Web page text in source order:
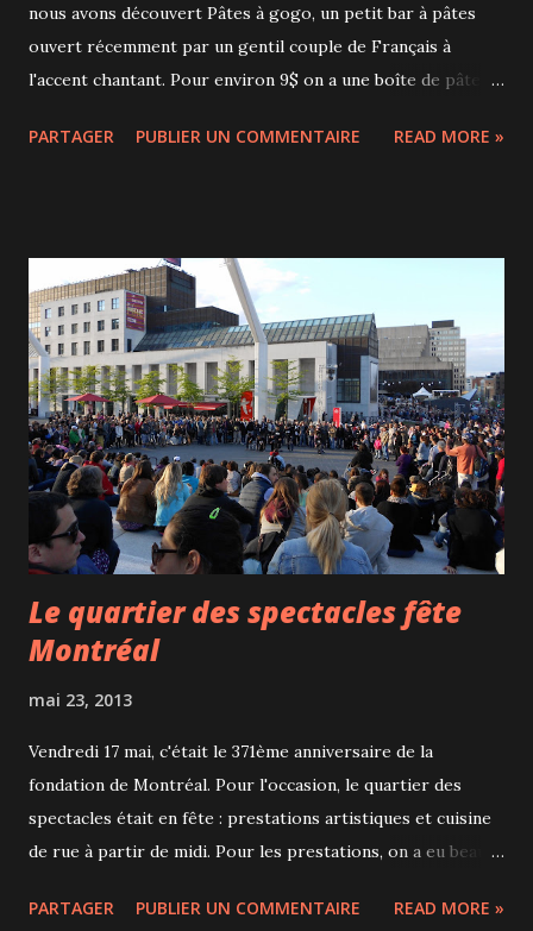
nous avons découvert Pâtes à gogo, un petit bar à pâtes
ouvert récemment par un gentil couple de Français à
l'accent chantant. Pour environ 9$ on a une boîte de pâtes
fromages, un dessert et une boisson. Les pâtes sont prêtes
PARTAGER PUBLIER UN COMMENTAIRE READ MORE »
Le quartier des spectacles fête
Montréal
mai 23, 2013
Vendredi 17 mai, c'était le 371ème anniversaire de la
fondation de Montréal. Pour l'occasion, le quartier des
spectacles était en fête : prestations artistiques et cuisine
de rue à partir de midi. Pour les prestations, on a eu beau
qu'un petit groupe pas fameux et une démonstration de
PARTAGER PUBLIER UN COMMENTAIRE READ MORE »